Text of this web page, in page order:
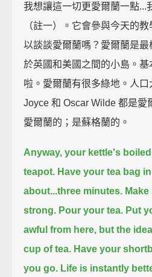
我想讓這一切更愛爾蘭一點...
（註一）。它會參與今天的
以談談愛爾蘭嗎？愛爾蘭是
於英國和美國之間的小島。
啦。愛爾蘭有很多綠地。人
Joyce 和 Oscar Wilde 都是愛
愛爾蘭的；是蘇格蘭的。
Anyway, your kettle's
teapot. Have your tea bag
about...three minutes.
strong. Pour your tea. Put
awful from here, but the
cup of tea. Have your
you go. Life is instantly